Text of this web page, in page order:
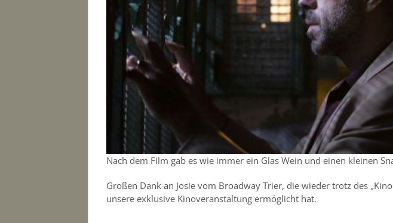
Nach dem Film gab es wie immer ein Glas Wein und einen kleinen
Großen Dank an Josie vom Broadway Trier, die wieder trotz des
unsere exklusive Kinoveranstaltung ermöglicht hat.